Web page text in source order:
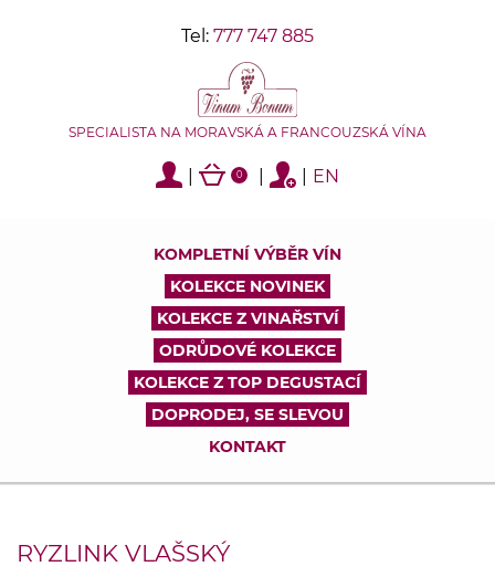
Tel: 777 747 885
SPECIALISTA NA MORAVSKÁ A FRANCOUZSKÁ VÍNA
0 EN
KOMPLETNÍ VÝBĚR VÍN
KOLEKCE NOVINEK
KOLEKCE Z VINAŘSTVÍ
ODRŮDOVÉ KOLEKCE
KOLEKCE Z TOP DEGUSTACÍ
DOPRODEJ, SE SLEVOU
KONTAKT
RYZLINK VLAŠSKÝ